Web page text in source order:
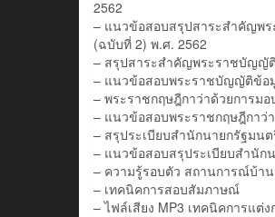
2562
– แนวข้อสอบสรุปสาระสำคัญพร
(ฉบับที่ 2) พ.ศ. 2562
– สรุปสาระสำคัญพระราชบัญญั
– แนวข้อสอบพระราชบัญญัติข้อ
– พระราชกฤษฎีกาว่าด้วยการม
– แนวข้อสอบพระราชกฤษฎีกาว่
– สรุประเบียบสำนักนายกรัฐมน
– แนวข้อสอบสรุประเบียบสำนัก
– ความรู้รอบตัว สถานการณ์บ้าน
– เทคนิคการสอบสัมภาษณ์
– ไฟล์เสียง MP3 เทคนิคการแ